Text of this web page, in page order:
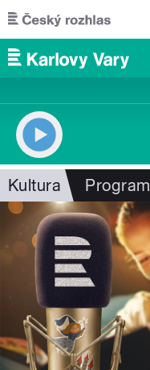
Přejít k hlavnímu obsahu
Kultura Program